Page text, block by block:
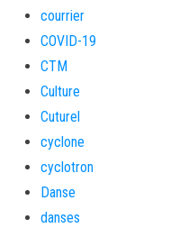
courrier
COVID-19
CTM
Culture
Cuturel
cyclone
cyclotron
Danse
danses